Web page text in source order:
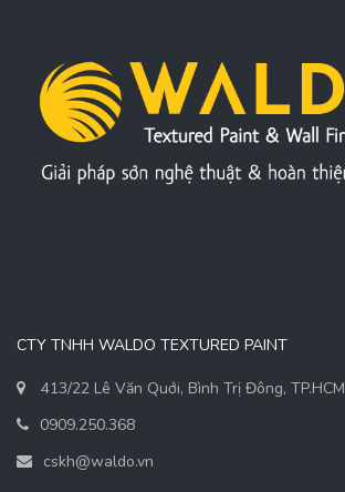
CTY TNHH WALDO TEXTURED PAINT
413/22 Lê Văn Quới, Bình Trị Đông, TP.HCM
0909.250.368
cskh@waldo.vn